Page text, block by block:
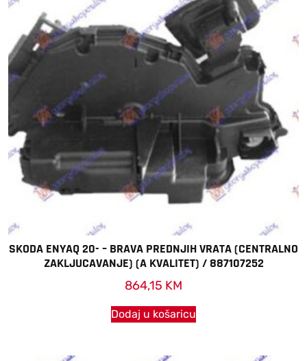
SKODA ENYAQ 20- – BRAVA PREDNJIH VRATA (CENTRALNO
ZAKLJUCAVANJE) (A KVALITET) / 887107252
864,15 KM
Dodaj u košaricu